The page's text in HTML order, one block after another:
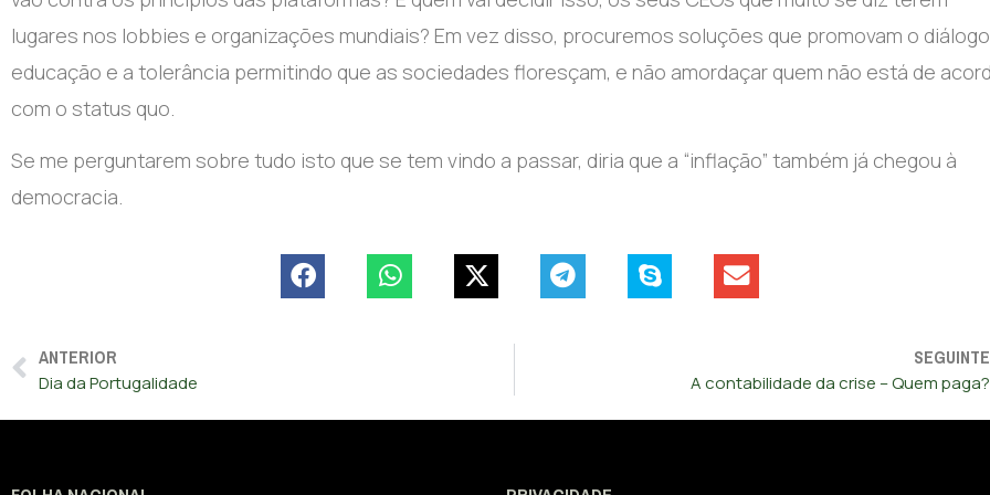
lugares nos lobbies e organizações mundiais? Em vez disso, procuremos soluções que promovam o
educação e a tolerância permitindo que as sociedades floresçam, e não amordaçar quem não está de
com o status quo.
Se me perguntarem sobre tudo isto que se tem vindo a passar, diria que a “inflação” também já chegou à
democracia.
ANTERIOR
Dia da Portugalidade
SEGUINTE
A contabilidade da crise – Quem paga?